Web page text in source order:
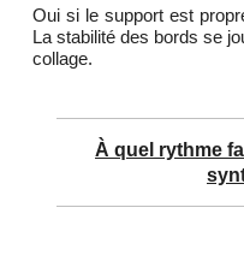
Oui si le support est
La stabilité des bords se
collage.
À quel rythme